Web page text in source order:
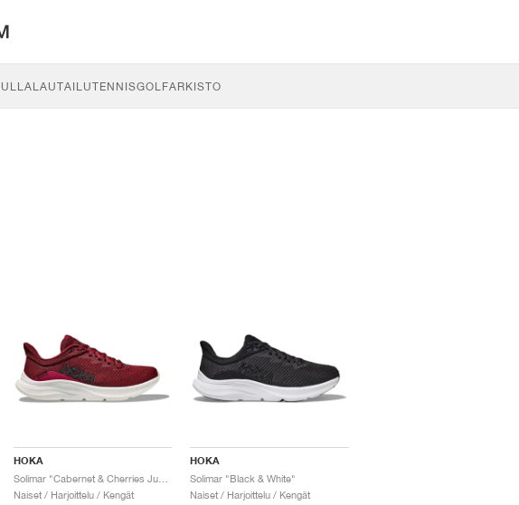
TENNISGOLFARKISTO
HOKA
Solimar "Cabernet & Cherries Jubilee"
Naiset / Harjoittelu / Kengät
HOKA
Solimar "Black & White"
Naiset / Harjoittelu / Kengät